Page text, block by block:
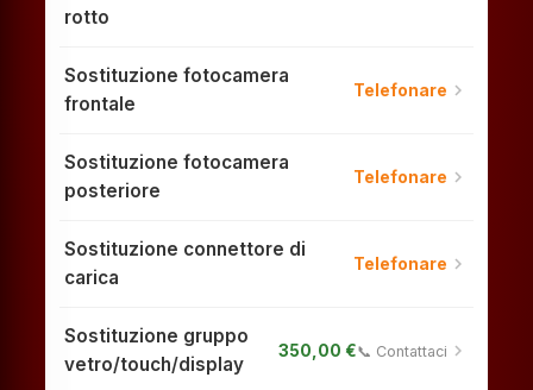
rotto
Sostituzione fotocamera
frontale
Telefonare chevron_right
Sostituzione fotocamera
posteriore
Telefonare chevron_right
Sostituzione connettore di
carica
Telefonare chevron_right
Sostituzione gruppo
vetro/touch/display
350,00 €📞 Contattaci chevron_right